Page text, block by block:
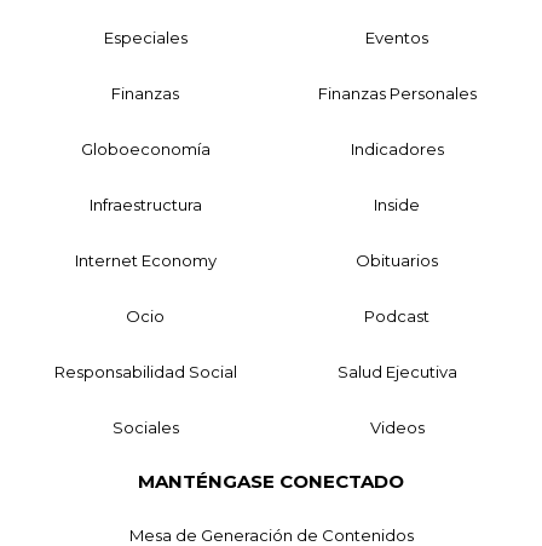
Especiales Eventos
Finanzas Finanzas Personales
Globoeconomía Indicadores
Infraestructura Inside
Internet Economy Obituarios
Ocio Podcast
Responsabilidad Social Salud Ejecutiva
Sociales Videos
MANTÉNGASE CONECTADO
Mesa de Generación de Contenidos